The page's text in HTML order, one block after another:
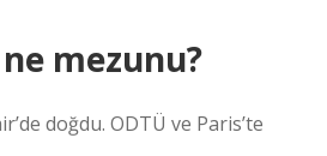
mezunu?
doğdu. ODTÜ ve Paris’te